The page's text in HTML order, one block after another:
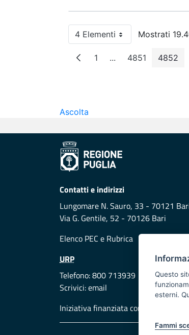
4 ElementiPer paginaMostrati
Pagina
1 ...Pagine intermedie
Pagina
4851 4852
Ascolta
Contatti e indirizzi
Lungomare N. Sauro, 33 - 70121
Via G. Gentile, 52 - 70126 Bari
Elenco PEC e Rubrica
URP
Telefono: 800 713939
Scrivici:email
Iniziativa finanziata con risorse del
Questo
esterni.
Fammi